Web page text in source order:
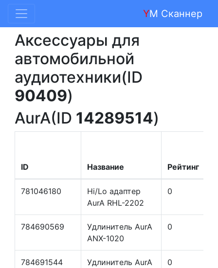
YM Сканнер
Аксессуары для
автомобильной
аудиотехники(ID
90409)
AurA(ID 14289514)
ID Название Рейтинг
781046180
Hi/Lo адаптер
AurA RHL-2202
0
784690569
Удлинитель AurA
ANX-1020
0
784691544
Удлинитель AurA
0